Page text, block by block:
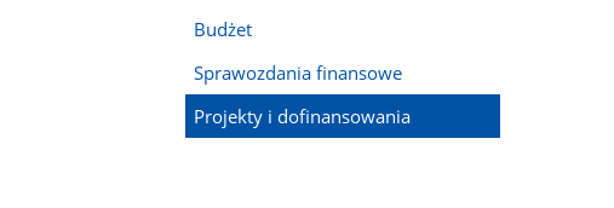
Budżet
Sprawozdania finansowe
Projekty i dofinansowania